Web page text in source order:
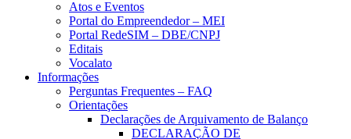
Atos e Eventos
Portal do Empreendedor – MEI
Portal RedeSIM – DBE/CNPJ
Editais
Vocalato
Informações
Perguntas Frequentes – FAQ
Orientações
Declarações de Arquivamento de Balanço
DECLARAÇÃO DE